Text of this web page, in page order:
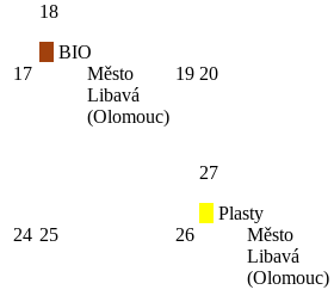
17
18
BIO
Město
Libavá
(Olomouc)
19 20
24 25 26
27
Plasty
Město
Libavá
(Olomouc)